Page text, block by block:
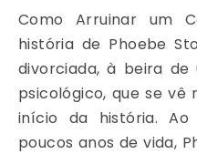
Como Arruinar um Casamento nos conta a
história de Phoebe
divorciada, à beira
psicológico, que se vê
início da história.
poucos anos de vida,